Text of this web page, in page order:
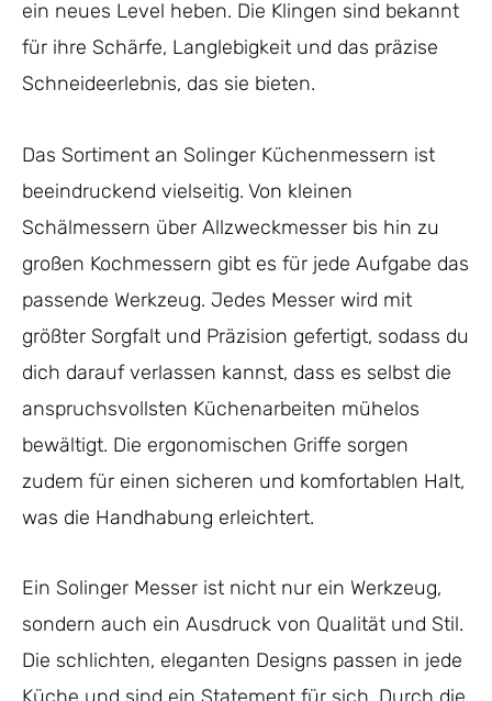
ein neues Level heben. Die Klingen sind bekannt
für ihre Schärfe, Langlebigkeit und das präzise
Schneideerlebnis, das sie bieten.
Das Sortiment an Solinger Küchenmessern ist
beeindruckend vielseitig. Von kleinen
Schälmessern über Allzweckmesser bis hin zu
großen Kochmessern gibt es für jede Aufgabe das
passende Werkzeug. Jedes Messer wird mit
größter Sorgfalt und Präzision gefertigt, sodass du
dich darauf verlassen kannst, dass es selbst die
anspruchsvollsten Küchenarbeiten mühelos
bewältigt. Die ergonomischen Griffe sorgen
zudem für einen sicheren und komfortablen Halt,
was die Handhabung erleichtert.
Ein Solinger Messer ist nicht nur ein Werkzeug,
sondern auch ein Ausdruck von Qualität und Stil.
Die schlichten, eleganten Designs passen in jede